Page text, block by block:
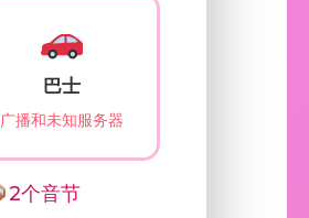
巴士
广播和未知服务器
2个音节